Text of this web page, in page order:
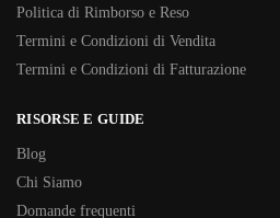
Politica di Rimborso e Reso
Termini e Condizioni di Vendita
Termini e Condizioni di Fatturazione
RISORSE E GUIDE
Blog
Chi Siamo
Domande frequenti